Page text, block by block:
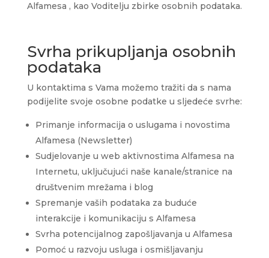
Alfamesa , kao Voditelju zbirke osobnih podataka.
Svrha prikupljanja osobnih
podataka
U kontaktima s Vama možemo tražiti da s nama
podijelite svoje osobne podatke u sljedeće svrhe:
Primanje informacija o uslugama i novostima
Alfamesa (Newsletter)
Sudjelovanje u web aktivnostima Alfamesa na
Internetu, uključujući naše kanale/stranice na
društvenim mrežama i blog
Spremanje vaših podataka za buduće
interakcije i komunikaciju s Alfamesa
Svrha potencijalnog zapošljavanja u Alfamesa
Pomoć u razvoju usluga i osmišljavanju